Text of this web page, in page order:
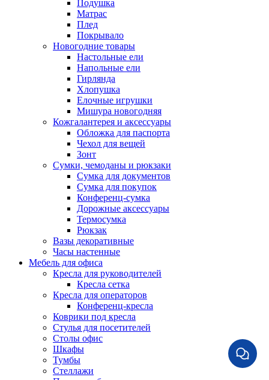
Подушка
Матрас
Плед
Покрывало
Новогодние товары
Настольные ели
Напольные ели
Гирлянда
Хлопушка
Елочные игрушки
Мишура новогодняя
Кожгалантерея и аксессуары
Обложка для паспорта
Чехол для вещей
Зонт
Сумки, чемоданы и рюкзаки
Сумка для документов
Сумка для покупок
Конференц-сумка
Дорожные аксессуары
Термосумка
Рюкзак
Вазы декоративные
Часы настенные
Мебель для офиса
Кресла для руководителей
Кресла сетка
Кресла для операторов
Конференц-кресла
Коврики под кресла
Стулья для посетителей
Столы офис
Шкафы
Тумбы
Стеллажи